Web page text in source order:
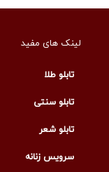
لینک های مفید
تابلو طلا
تابلو سنتی
تابلو شعر
سرویس زنانه